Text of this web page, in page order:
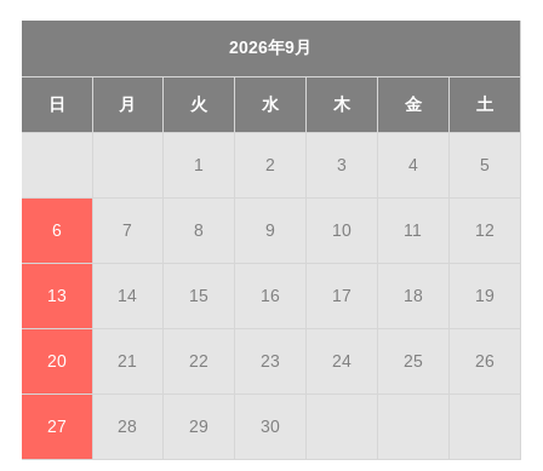
2026年9月
日 月 火 水 木 金 土
1 2 3 4 5
6 7 8 9 10 11 12
13 14 15 16 17 18 19
20 21 22 23 24 25 26
27 28 29 30